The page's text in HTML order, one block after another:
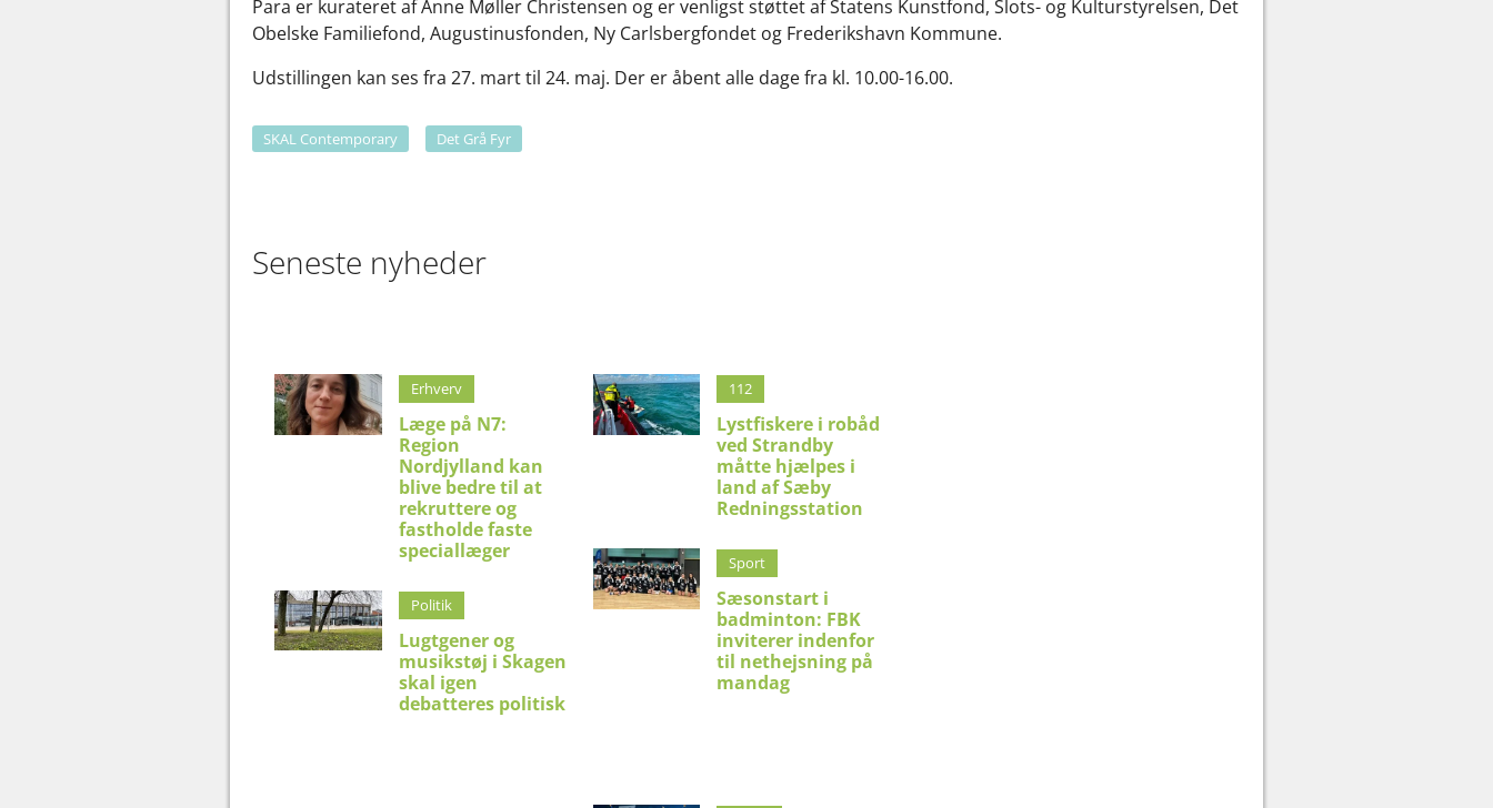
Para er kurateret af Anne Møller Christensen og er venligst støttet af Statens Kunstfond, Slots- og Kulturstyrelsen, Det
Obelske Familiefond, Augustinusfonden, Ny Carlsbergfondet og Frederikshavn Kommune.
Udstillingen kan ses fra 27. mart til 24. maj. Der er åbent alle dage fra kl. 10.00-16.00.
SKAL Contemporary Det Grå Fyr
Seneste nyheder
Erhverv
Læge på N7:
Region
Nordjylland kan
blive bedre til at
rekruttere og
fastholde faste
speciallæger
Politik
Lugtgener og
musikstøj i Skagen
skal igen
debatteres politisk
112
Lystfiskere i robåd
ved Strandby
måtte hjælpes i
land af Sæby
Redningsstation
Sport
Sæsonstart i
badminton: FBK
inviterer indenfor
til nethejsning på
mandag